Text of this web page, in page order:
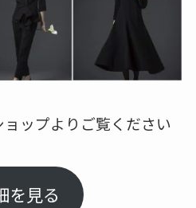
ップよりご覧ください
を見る